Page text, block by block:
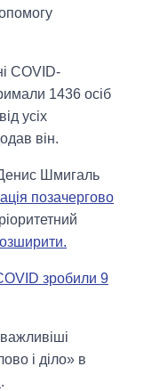
COVID-
1436 осіб
усіх
він.
Шмигаль
позачергово
зробили 9
і діло» в
.